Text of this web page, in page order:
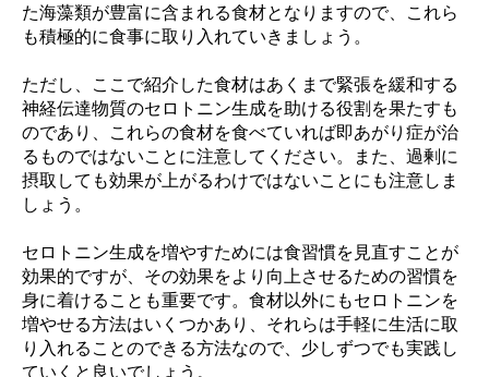
た海藻類が豊富に含まれる食材となりますので、これら
も積極的に食事に取り入れていきましょう。
ただし、ここで紹介した食材はあくまで緊張を緩和する
神経伝達物質のセロトニン生成を助ける役割を果たすも
のであり、これらの食材を食べていれば即あがり症が治
るものではないことに注意してください。また、過剰に
摂取しても効果が上がるわけではないことにも注意しま
しょう。
セロトニン生成を増やすためには食習慣を見直すことが
効果的ですが、その効果をより向上させるための習慣を
身に着けることも重要です。食材以外にもセロトニンを
増やせる方法はいくつかあり、それらは手軽に生活に取
り入れることのできる方法なので、少しずつでも実践し
ていくと良いでしょう。